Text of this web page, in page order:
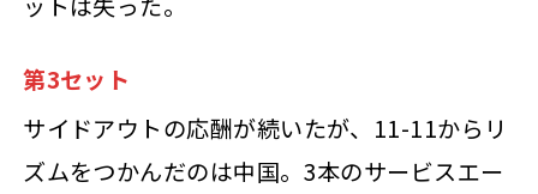
第3セット
サイドアウトの応酬が続いたが、11-11からリ
ズムをつかんだのは中国。3本のサービスエー